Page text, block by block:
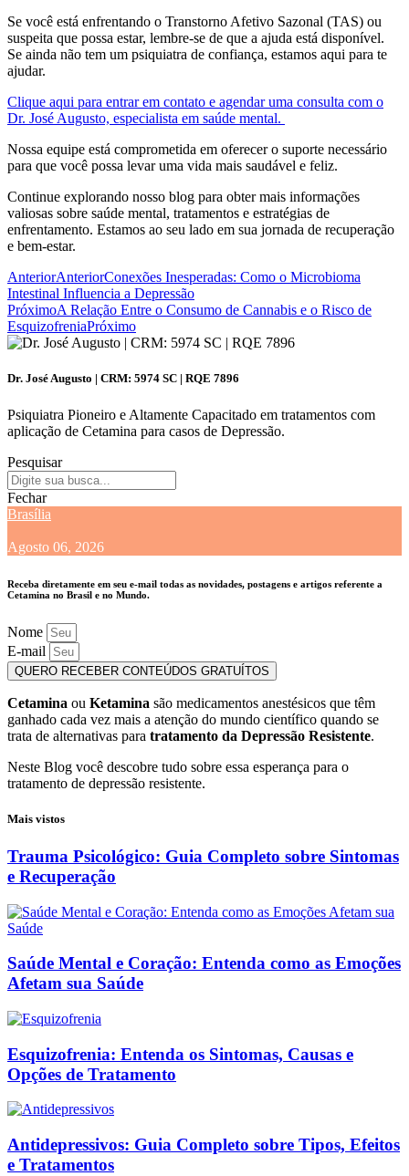
Se você está enfrentando o Transtorno Afetivo Sazonal (TAS) ou
suspeita que possa estar, lembre-se de que a ajuda está disponível.
Se ainda não tem um psiquiatra de confiança, estamos aqui para te
ajudar.
Clique aqui para entrar em contato e agendar uma consulta com o
Dr. José Augusto, especialista em saúde mental.
Nossa equipe está comprometida em oferecer o suporte necessário
para que você possa levar uma vida mais saudável e feliz.
Continue explorando nosso blog para obter mais informações
valiosas sobre saúde mental, tratamentos e estratégias de
enfrentamento. Estamos ao seu lado em sua jornada de recuperação
e bem-estar.
AnteriorAnteriorConexões Inesperadas: Como o Microbioma
Intestinal Influencia a Depressão
PróximoA Relação Entre o Consumo de Cannabis e o Risco de
EsquizofreniaPróximo
Dr. José Augusto | CRM: 5974 SC | RQE 7896
Psiquiatra Pioneiro e Altamente Capacitado em tratamentos com
aplicação de Cetamina para casos de Depressão.
Pesquisar
Fechar
Brasília
Agosto 06, 2026
Receba diretamente em seu e-mail todas as novidades, postagens e artigos referente a
Cetamina no Brasil e no Mundo.
Nome
E-mail
QUERO RECEBER CONTEÚDOS GRATUÍTOS
Cetamina ou Ketamina são medicamentos anestésicos que têm
ganhado cada vez mais a atenção do mundo científico quando se
trata de alternativas para tratamento da Depressão Resistente.
Neste Blog você descobre tudo sobre essa esperança para o
tratamento de depressão resistente.
Mais vistos
Trauma Psicológico: Guia Completo sobre Sintomas
e Recuperação
Saúde Mental e Coração: Entenda como as Emoções
Afetam sua Saúde
Esquizofrenia: Entenda os Sintomas, Causas e
Opções de Tratamento
Antidepressivos: Guia Completo sobre Tipos, Efeitos
e Tratamentos